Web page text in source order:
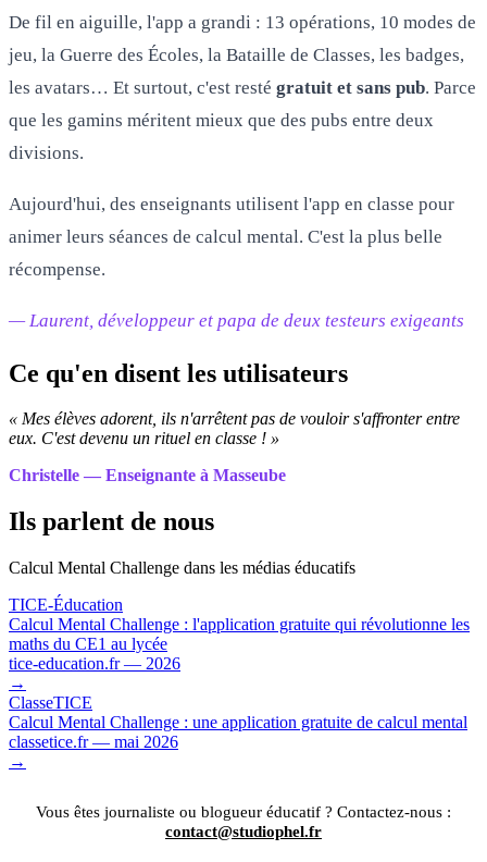
De fil en aiguille, l'app a grandi : 13 opérations, 10 modes de
jeu, la Guerre des Écoles, la Bataille de Classes, les badges,
les avatars… Et surtout, c'est resté gratuit et sans pub. Parce
que les gamins méritent mieux que des pubs entre deux
divisions.
Aujourd'hui, des enseignants utilisent l'app en classe pour
animer leurs séances de calcul mental. C'est la plus belle
récompense.
— Laurent, développeur et papa de deux testeurs exigeants
Ce qu'en disent les utilisateurs
« Mes élèves adorent, ils n'arrêtent pas de vouloir s'affronter entre
eux. C'est devenu un rituel en classe ! »
Christelle — Enseignante à Masseube
Ils parlent de nous
Calcul Mental Challenge dans les médias éducatifs
TICE-Éducation
Calcul Mental Challenge : l'application gratuite qui révolutionne les
maths du CE1 au lycée
tice-education.fr — 2026
→
ClasseTICE
Calcul Mental Challenge : une application gratuite de calcul mental
classetice.fr — mai 2026
→
Vous êtes journaliste ou blogueur éducatif ? Contactez-nous :
contact@studiophel.fr